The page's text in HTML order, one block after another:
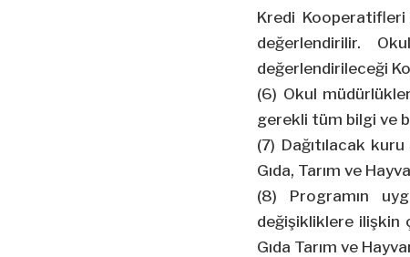
Kredi
değerlendirilir.
değerlendirileceği
(6) Okul
gerekli tüm bilgi ve
(7) Dağıtılacak
Gıda, Tarım ve
(8) Programın
değişikliklere ilişkin
Gıda Tarım ve